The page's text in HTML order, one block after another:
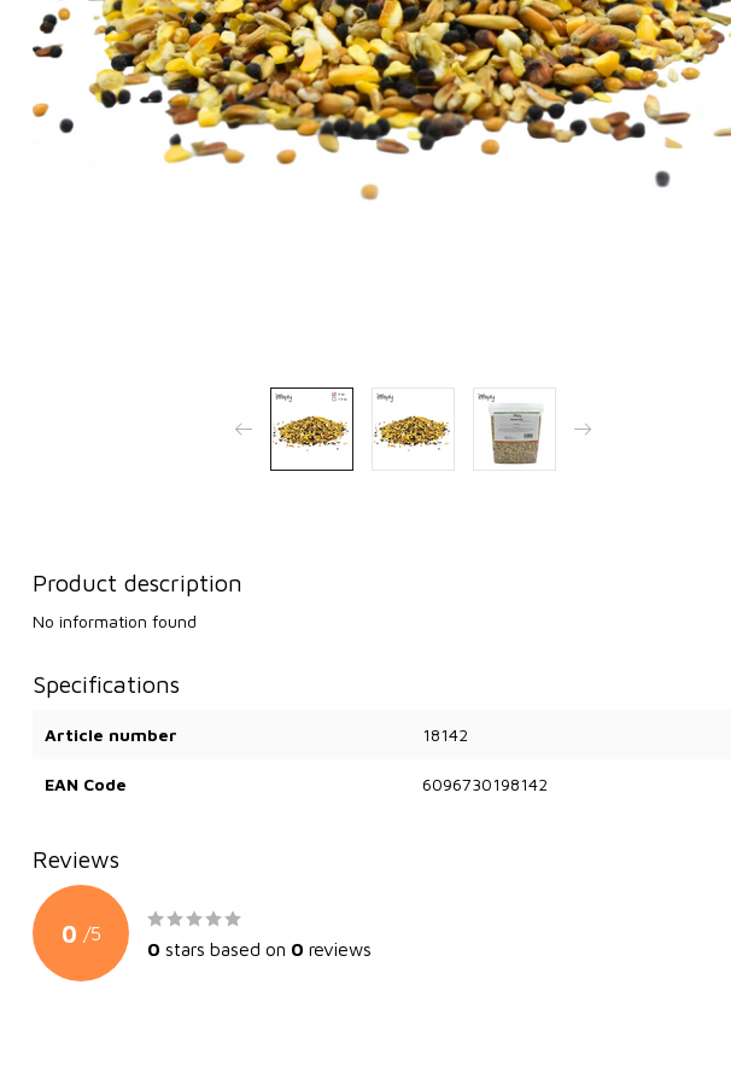
Product description
No information found
Specifications
Article number 18142
EAN Code 6096730198142
Reviews
0 /5
0 stars based on 0 reviews